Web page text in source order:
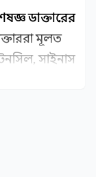
ডাক্তারের
মূলত
সাইনাস
সেরা নাক